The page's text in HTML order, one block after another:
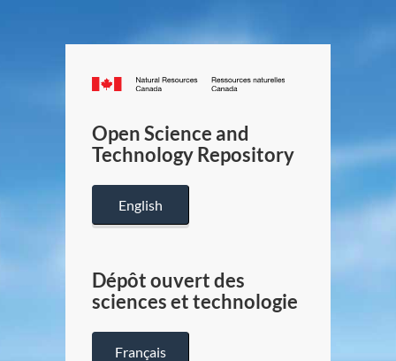
Canada.ca
/
Canada
Open Science and
Technology Repository
English
Dépôt ouvert des
sciences et technologie
Français